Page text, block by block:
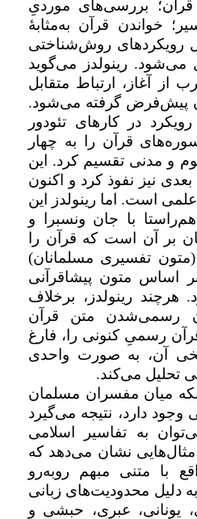
بررسی‌های موردیِ
خواندن قرآن به‌مثابهٔ
رویکردهای روش‌شناختی
می‌شود. رینولدز می‌گوید
از آغاز، ارتباط متقابل
پیش‌فرض گرفته می‌شود.
در کارهای تئودور
قرآن را به چهار
و مدنی تقسیم کرد. این
نیز نفوذ کرد و اکنون
است. اما رینولدز این
با جان ونسبرا و
بر آن است که قرآن را
(متون تفسیری مسلمانان)
بر اساس متون پیشاقرآنی
هرچند رینولدز، برخلاف
رسمی‌شدن متن قرآن
رسمیِ کنونی را،‌ فارغ
آن، به صورت واحدی
تحلیل می‌کند.
میان مفسران مسلمان
دارد، نتیجه می‌گیرد
به تفاسیر اسلامی
مثال‌هایی نشان می‌دهد که
با متنی مبهم روبه‌رو
دلیل محدودیت‌های زبانی
یونانی، عبری، حبشی و